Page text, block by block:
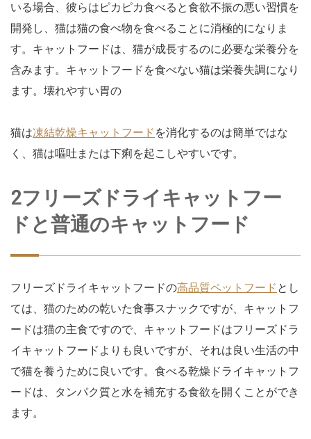
いる場合、彼らはピカピカ食べると食欲不振の悪い習慣を
開発し、猫は猫の食べ物を食べることに消極的になりま
す。キャットフードは、猫が成長するのに必要な栄養分を
含みます。キャットフードを食べない猫は栄養失調になり
ます。壊れやすい胃の
猫は凍結乾燥キャットフード を消化するのは簡単ではな
く、猫は嘔吐または下痢を起こしやすいです。
2フリーズドライキャットフー
ドと普通のキャットフード
フリーズドライキャットフードの高品質ペットフード とし
ては、猫のための乾いた食事スナックですが、キャットフ
ードは猫の主食ですので、キャットフードはフリーズドラ
イキャットフードよりも良いですが、それは良い生活の中
で猫を養うために良いです。食べる乾燥ドライキャットフ
ードは、タンパク質と水を補充する食欲を開くことができ
ます。